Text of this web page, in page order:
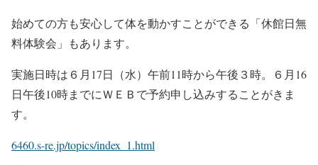
始めての方も安心して体を動かすことができる「休館日無
料体験会」もあります。
実施日時は６月17日（水）午前11時から午後３時。６月16
日午後10時までにＷＥＢで予約申し込みすることがきま
す。
6460.s-re.jp/topics/index_1.html